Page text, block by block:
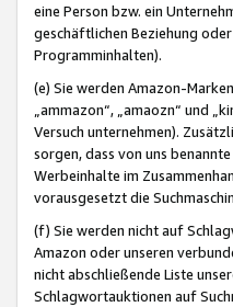
eine Person bzw. ein
geschäftlichen Beziehung
Programminhalten).
(e) Sie werden Amazon-
„ammazon“, „amaozn“ und
Versuch unternehmen).
sorgen, dass von uns
Werbeinhalte im
vorausgesetzt die
(f) Sie werden nicht auf
Amazon oder unseren
nicht abschließende Liste
Schlagwortauktionen auf